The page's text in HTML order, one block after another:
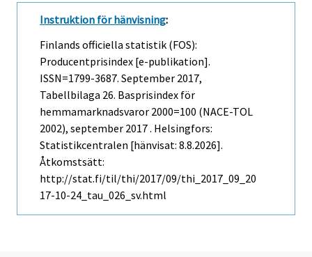
Instruktion för hänvisning:
Finlands officiella statistik (FOS):
Producentprisindex [e-publikation].
ISSN=1799-3687. September 2017,
Tabellbilaga 26. Basprisindex för
hemmamarknadsvaror 2000=100 (NACE-TOL
2002), september 2017 . Helsingfors:
Statistikcentralen [hänvisat: 8.8.2026].
Åtkomstsätt:
http://stat.fi/til/thi/2017/09/thi_2017_09_20
17-10-24_tau_026_sv.html